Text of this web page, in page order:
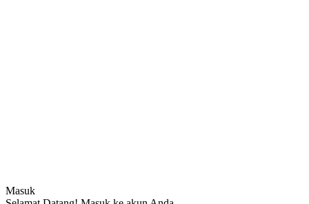
Masuk